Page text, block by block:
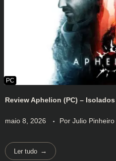
Review Aphelion (PC) –
maio 8, 2026 Por Julio Pinheiro
Ler tudo